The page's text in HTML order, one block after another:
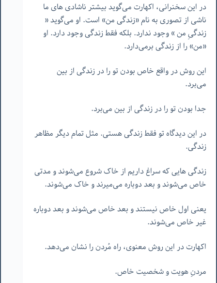
در این سخنرانی، اکهارت می‌گوید بیشتر ناشادی های ما
ناشی از تصوری به نام «زندگی من» است. او می‌گوید «
زندگیِ من » وجود ندارد. بلکه فقط زندگی وجود دارد. او
«من» را از زندگی برمی‌دارد.
این روش در واقع خاص بودن تو را در زندگی از بین
می‌برد.
جدا بودن تو را در زندگی از بین می‌برد.
در این دیدگاه تو فقط زندگی هستی. مثل تمام دیگر مظاهر
زندگی.
زندگی هایی که سراغ داریم از خاک شروع می‌شوند و مدتی
خاص می‌شوند و بعد دوباره می‌میرند و خاک می‌شوند.
یعنی اول خاص نیستند و بعد خاص می‌شوند و بعد دوباره
غیر خاص می‌شوند.
اکهارت در این روش معنوی، راه مُردن را نشان می‌دهد.
مردنِ هویت و شخصیت خاص.